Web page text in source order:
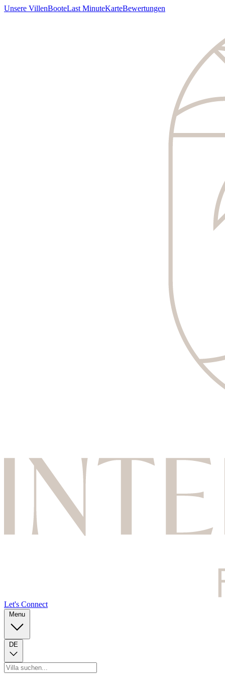
Unsere VillenBooteLast MinuteKarteBewertungen
Let's Connect